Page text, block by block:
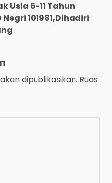
Usia 6-11 Tahun
Negri 101981,Dihadiri
dipublikasikan. Ruas